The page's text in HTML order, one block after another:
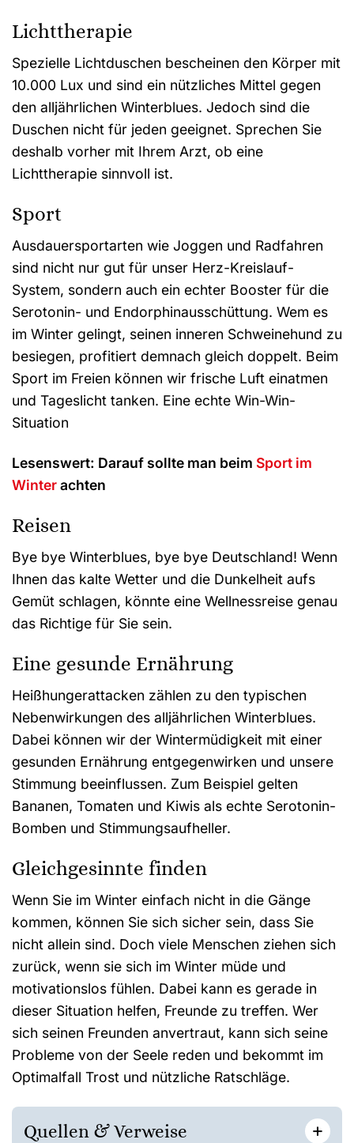
Lichttherapie
Spezielle Lichtduschen bescheinen den Körper mit
10.000 Lux und sind ein nützliches Mittel gegen
den alljährlichen Winterblues. Jedoch sind die
Duschen nicht für jeden geeignet. Sprechen Sie
deshalb vorher mit Ihrem Arzt, ob eine
Lichttherapie sinnvoll ist.
Sport
Ausdauersportarten wie Joggen und Radfahren
sind nicht nur gut für unser Herz-Kreislauf-
System, sondern auch ein echter Booster für die
Serotonin- und Endorphinausschüttung. Wem es
im Winter gelingt, seinen inneren Schweinehund zu
besiegen, profitiert demnach gleich doppelt. Beim
Sport im Freien können wir frische Luft einatmen
und Tageslicht tanken. Eine echte Win-Win-
Situation
Lesenswert: Darauf sollte man beim Sport im
Winterachten
Reisen
Bye bye Winterblues, bye bye Deutschland! Wenn
Ihnen das kalte Wetter und die Dunkelheit aufs
Gemüt schlagen, könnte eine Wellnessreise genau
das Richtige für Sie sein.
Eine gesunde Ernährung
Heißhungerattacken zählen zu den typischen
Nebenwirkungen des alljährlichen Winterblues.
Dabei können wir der Wintermüdigkeit mit einer
gesunden Ernährung entgegenwirken und unsere
Stimmung beeinflussen. Zum Beispiel gelten
Bananen, Tomaten und Kiwis als echte Serotonin-
Bomben und Stimmungsaufheller.
Gleichgesinnte finden
Wenn Sie im Winter einfach nicht in die Gänge
kommen, können Sie sich sicher sein, dass Sie
nicht allein sind. Doch viele Menschen ziehen sich
zurück, wenn sie sich im Winter müde und
motivationslos fühlen. Dabei kann es gerade in
dieser Situation helfen, Freunde zu treffen. Wer
sich seinen Freunden anvertraut, kann sich seine
Probleme von der Seele reden und bekommt im
Optimalfall Trost und nützliche Ratschläge.
Quellen & Verweise +